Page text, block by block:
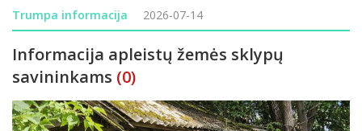
Rokiškio rajono ligoninėje prasideda vienas didžiausių pastarųjų
metų infrastruktūros modernizavimo
Trumpa informacija 2026-07-14
Informacija apleistų žemės sklypų
savininkams (0)